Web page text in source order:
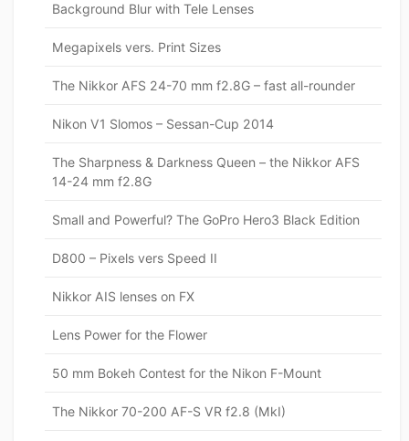
Background Blur with Tele Lenses
Megapixels vers. Print Sizes
The Nikkor AFS 24-70 mm f2.8G – fast all-rounder
Nikon V1 Slomos – Sessan-Cup 2014
The Sharpness & Darkness Queen – the Nikkor AFS
14-24 mm f2.8G
Small and Powerful? The GoPro Hero3 Black Edition
D800 – Pixels vers Speed II
Nikkor AIS lenses on FX
Lens Power for the Flower
50 mm Bokeh Contest for the Nikon F-Mount
The Nikkor 70-200 AF-S VR f2.8 (MkI)